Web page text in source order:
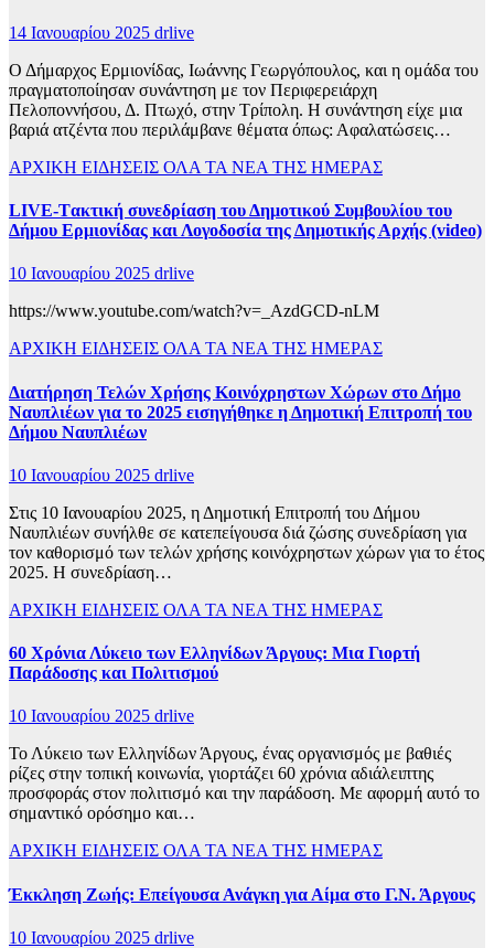
14 Ιανουαρίου 2025 drlive
Ο Δήμαρχος Ερμιονίδας, Ιωάννης Γεωργόπουλος, και η ομάδα του
πραγματοποίησαν συνάντηση με τον Περιφερειάρχη
Πελοποννήσου, Δ. Πτωχό, στην Τρίπολη. Η συνάντηση είχε μια
βαριά ατζέντα που περιλάμβανε θέματα όπως: Αφαλατώσεις…
ΑΡΧΙΚΗ ΕΙΔΗΣΕΙΣ ΟΛΑ ΤΑ ΝΕΑ ΤΗΣ ΗΜΕΡΑΣ
LIVE-Tακτική συνεδρίαση του Δημοτικού Συμβουλίου του
Δήμου Ερμιονίδας και Λογοδοσία της Δημοτικής Αρχής (video)
10 Ιανουαρίου 2025 drlive
https://www.youtube.com/watch?v=_AzdGCD-nLM
ΑΡΧΙΚΗ ΕΙΔΗΣΕΙΣ ΟΛΑ ΤΑ ΝΕΑ ΤΗΣ ΗΜΕΡΑΣ
Διατήρηση Τελών Χρήσης Κοινόχρηστων Χώρων στο Δήμο
Ναυπλιέων για το 2025 εισηγήθηκε η Δημοτική Επιτροπή του
Δήμου Ναυπλιέων
10 Ιανουαρίου 2025 drlive
Στις 10 Ιανουαρίου 2025, η Δημοτική Επιτροπή του Δήμου
Ναυπλιέων συνήλθε σε κατεπείγουσα διά ζώσης συνεδρίαση για
τον καθορισμό των τελών χρήσης κοινόχρηστων χώρων για το έτος
2025. Η συνεδρίαση…
ΑΡΧΙΚΗ ΕΙΔΗΣΕΙΣ ΟΛΑ ΤΑ ΝΕΑ ΤΗΣ ΗΜΕΡΑΣ
60 Χρόνια Λύκειο των Ελληνίδων Άργους: Μια Γιορτή
Παράδοσης και Πολιτισμού
10 Ιανουαρίου 2025 drlive
Το Λύκειο των Ελληνίδων Άργους, ένας οργανισμός με βαθιές
ρίζες στην τοπική κοινωνία, γιορτάζει 60 χρόνια αδιάλειπτης
προσφοράς στον πολιτισμό και την παράδοση. Με αφορμή αυτό το
σημαντικό ορόσημο και…
ΑΡΧΙΚΗ ΕΙΔΗΣΕΙΣ ΟΛΑ ΤΑ ΝΕΑ ΤΗΣ ΗΜΕΡΑΣ
Έκκληση Ζωής: Επείγουσα Ανάγκη για Αίμα στο Γ.Ν. Άργους
10 Ιανουαρίου 2025 drlive